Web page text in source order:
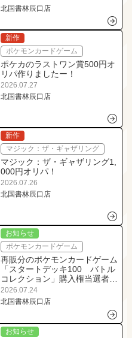
者発表！
北国書林辰口店
新作
ポケモンカードゲーム
ポケカのラストワン賞500円オ
リパ作りましたー！
2026.07.27
北国書林辰口店
新作
マジック：ザ・ギャザリング
マジック：ザ・ギャザリング1,
000円オリパ！
2026.07.26
北国書林辰口店
お知らせ
ポケモンカードゲーム
再販分のポケモンカードゲーム
「スタートデッキ100 バトル
コレクション」購入権当選者発
表！
2026.07.24
北国書林辰口店
お知らせ